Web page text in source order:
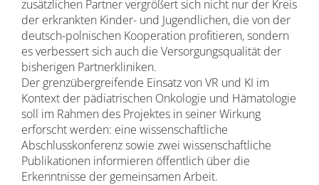
zusätzlichen Partner vergrößert sich nicht nur der Kreis
der erkrankten Kinder- und Jugendlichen, die von der
deutsch-polnischen Kooperation profitieren, sondern
es verbessert sich auch die Versorgungsqualität der
bisherigen Partnerkliniken.
Der grenzübergreifende Einsatz von VR und KI im
Kontext der pädiatrischen Onkologie und Hämatologie
soll im Rahmen des Projektes in seiner Wirkung
erforscht werden: eine wissenschaftliche
Abschlusskonferenz sowie zwei wissenschaftliche
Publikationen informieren öffentlich über die
Erkenntnisse der gemeinsamen Arbeit.